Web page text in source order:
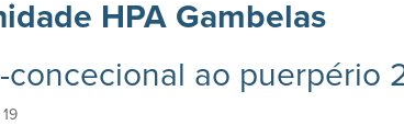
HPA Gambelas
concecional ao puerpério